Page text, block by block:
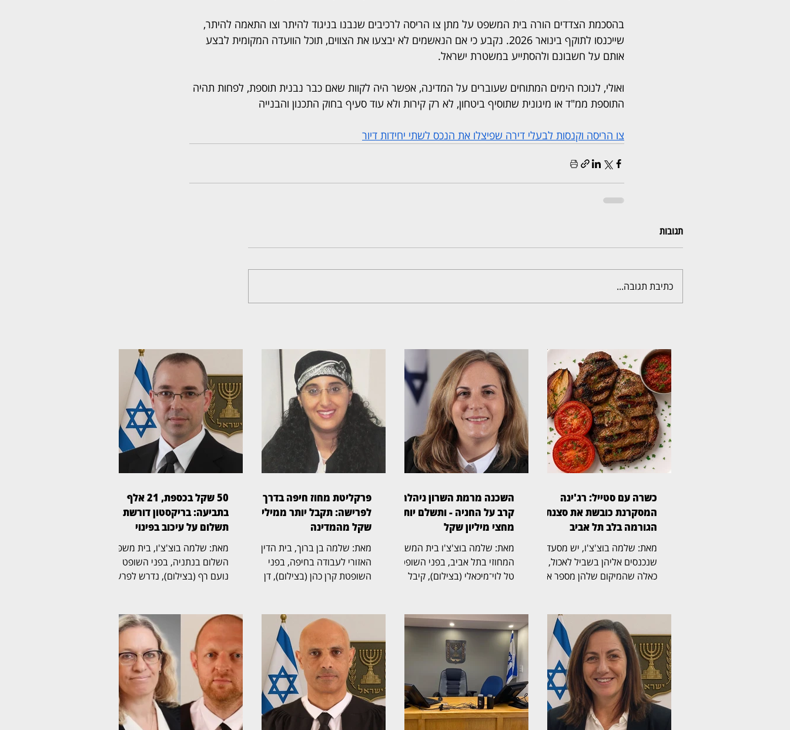
בהסכמת הצדדים הורה בית המשפט על מתן צו הריסה לרכיבים שנבנו בניגוד להיתר וצו התאמה להיתר,
שייכנסו לתוקף בינואר 2026. נקבע כי אם הנאשמים לא יבצעו את הצווים, תוכל הוועדה המקומית לבצע
אותם על חשבונם ולהסתייע במשטרת ישראל.
ואולי, לנוכח הימים המתוחים שעוברים על המדינה, אפשר היה לקוות שאם כבר נבנית תוספת, לפחות תהיה
התוספת ממ"ד או מיגונית שתוסיף ביטחון, לא רק קירות ולא עוד סעיף בחוק התכנון והבנייה
צו הריסה וקנסות לבעלי דירה שפיצלו את הנכס לשתי יחידות דיור
תגובות
כתיבת תגובה...
כשרה עם סטייל: רג'ינה
המסקרנת כובשת את סצנת
הגורמה בלב תל אביב
מאת: שלמה בוצ'צ'ו, יש מסעדות
שנכנסים אליהן בשביל לאכול, ויש
כאלה שהמיקום שלהן מספר את
כשרה וגינת אירועים במבנה 10
במתחם התחנה שבנווה צדק,
משלבת מבנה היסטורי, גינה
רחבת ידיים, קרבה לים ומטבח
בשרי הנשען על חומרי גלם, אש
וטכניקת צלייה מדויקת. ריקי,
מנהלת המסעדה, קיבלה את
פנינו בחיוך, ומהר התברר שהיא זו
השכנה מרמת השרון ניהלה
קרב על החניה - ותשלם יותר
מחצי מיליון שקל
מאת: שלמה בוצ'צ'ו בית המשפט
המחוזי בתל אביב, בפני השופטת
טל לוי־מיכאלי (בצילום), קיבל
הדין נקבע כי החניה שבמחלוקת
שייכת לבעלי הדירה שתבעו,
ובעלת דירה אחרת בבניין חויבה
בהוצאות חריגות בסכום כולל של
525 אלף שקל. דן ואילנה
בודובסקי רכשו דירה בבניין ברחוב
ביאליק 22 ברמת השרון, שלה
הוצמדה חניה. אלא שבעת רישום
פרקליטת מחוז חיפה בדרך
לפרישה: תקבל יותר ממיליון
שקל מהמדינה
מאת: שלמה בן ברוך, בית הדין
האזורי לעבודה בחיפה, בפני
השופטת קרן כהן (בצילום), דן
התפקידים הבכירים בפרקליטות
המדינה, ובמחלוקת על תנאי
הפרישה, השכר והזכויות
הפנסיוניות עם סיום כהונתה.
ההליך הסתיים בהסכמות בין
הצדדים, שקיבלו תוקף של
החלטה. איילה פיילס־שרון,
שכיהנה כפרקליטת מחוז חיפה,
50 שקל בכספת, 21 אלף
בתביעה: בריקסטון דורשת
תשלום על עיכוב בפינוי
מאת: שלמה בוצ'צ'ו, בית משפט
השלום בנתניה, בפני השופט
נועם רף (בצילום), נדרש לפרשה
שטר בודד של 50 שקל,
והתגלגלה לשני הליכים משפטיים
נפרדים. בריקסטון כספות פעלה
תחילה לפינוי הכספת, ובהמשך
הגישה תביעה כספית בדרישה
לתשלום של יותר מ־21 אלף שקל.
לטענת בריקסטון, רבקה פינטו
שכרה יחידת אחסון ובה הכספת